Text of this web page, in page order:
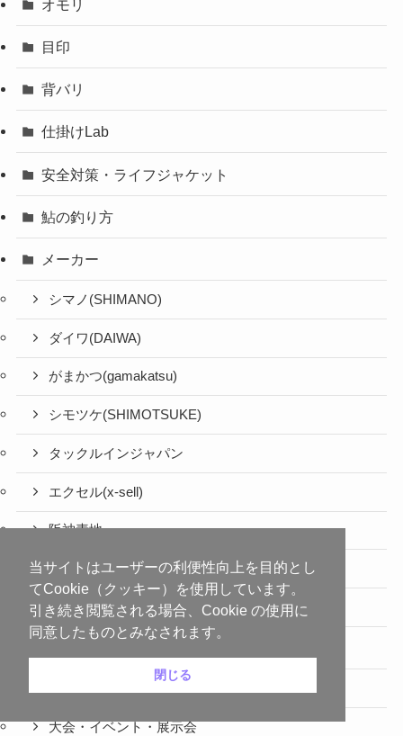
オモリ
目印
背バリ
仕掛けLab
安全対策・ライフジャケット
鮎の釣り方
メーカー
シマノ(SHIMANO)
ダイワ(DAIWA)
がまかつ(gamakatsu)
シモツケ(SHIMOTSUKE)
タックルインジャパン
エクセル(x-sell)
阪神素地
ホクエツ(hokuetsu)
フジノライン(fujino)
大会・イベント・展示会
当サイトはユーザーの利便性向上を目的とし
てCookie（クッキー）を使用しています。
引き続き閲覧される場合、Cookie の使用に
同意したものとみなされます。
閉じる